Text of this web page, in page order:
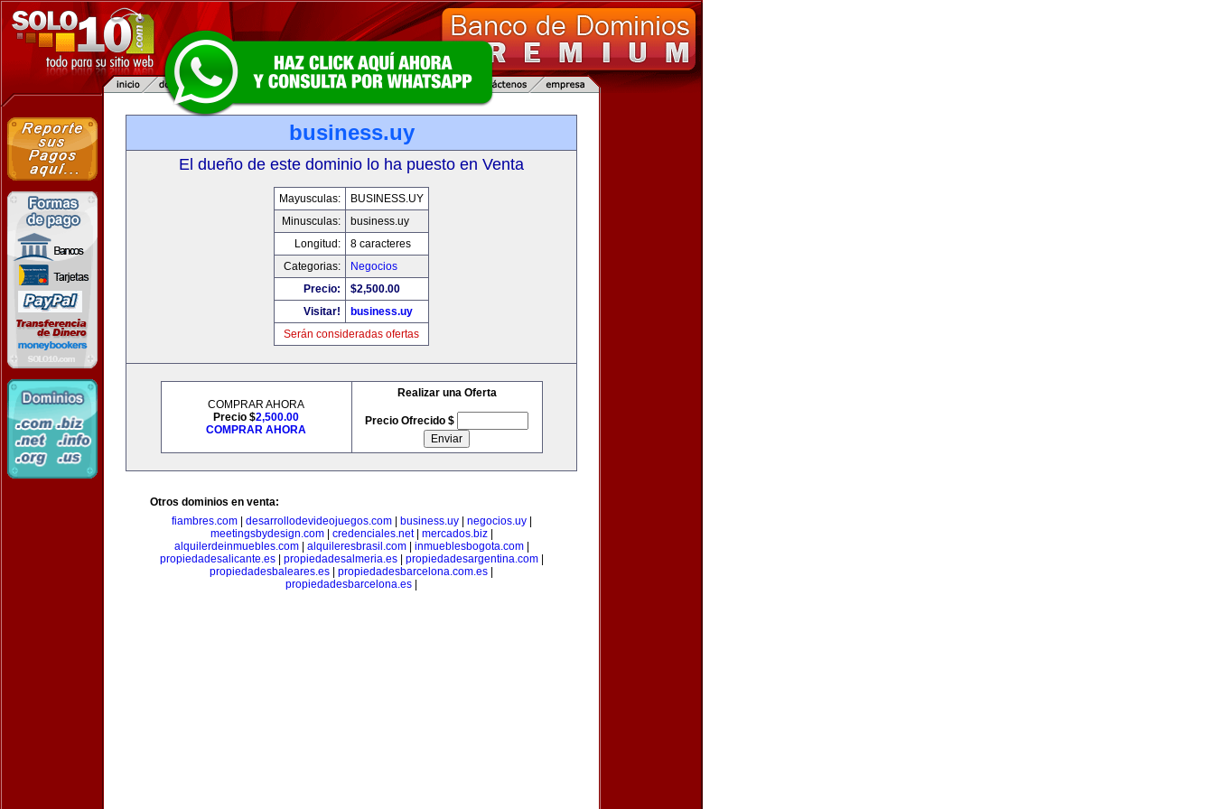
business.uy
El dueño de este dominio lo ha puesto en Venta
Mayusculas:
BUSINESS.UY
Minusculas:
business.uy
Longitud:
8 caracteres
Categorias:
Negocios
Precio:
$2,500.00
Visitar!
business.uy
Serán consideradas ofertas
COMPRAR AHORA
Precio $2,500.00
COMPRAR AHORA
Realizar una Oferta
Precio Ofrecido $
Otros dominios en venta:
fiambres.com| desarrollodevideojuegos.com| business.uy| negocios.uy|
meetingsbydesign.com| credenciales.net| mercados.biz|
alquilerdeinmuebles.com| alquileresbrasil.com| inmueblesbogota.com|
propiedadesalicante.es| propiedadesalmeria.es| propiedadesargentina.com|
propiedadesbaleares.es
propiedadesbarcelona.com.es
propiedadesbarcelona.es